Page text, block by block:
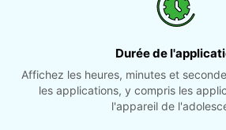
Durée de
Affichez les heures, minutes et
les applications, y compris les
l'appareil de